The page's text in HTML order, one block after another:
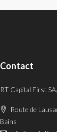
Contact
RT Capital First
Route de
Bains